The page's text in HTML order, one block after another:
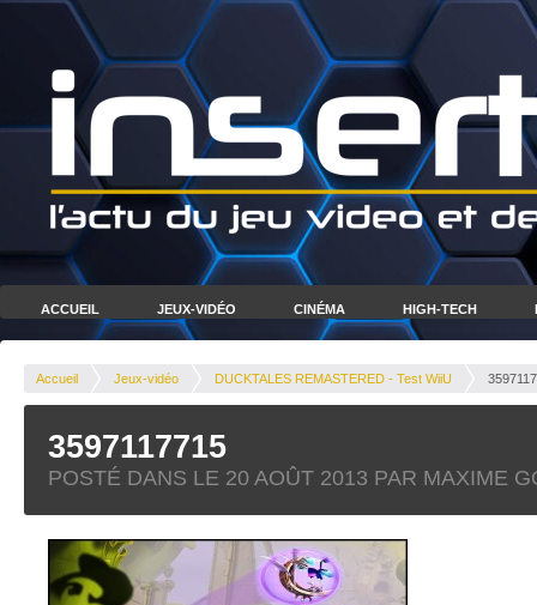
ACCUEIL JEUX-VIDÉO CINÉMA HIGH-TECH
Accueil Jeux-vidéo DUCKTALES REMASTERED - Test WiiU
3597117715
POSTÉ DANS LE 20 AOÛT 2013 PAR MAXIME